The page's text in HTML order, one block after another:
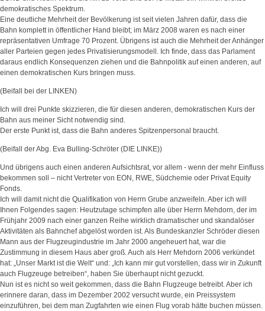
demokratisches Spektrum.
Eine deutliche Mehrheit der Bevölkerung ist seit vielen Jahren dafür, dass die
Bahn komplett in öffentlicher Hand bleibt; im März 2008 waren es nach einer
repräsentativen Umfrage 70 Prozent. Übrigens ist auch die Mehrheit der Anhänger
aller Parteien gegen jedes Privatisierungsmodell. Ich finde, dass das Parlament
daraus endlich Konsequenzen ziehen und die Bahnpolitik auf einen anderen, auf
einen demokratischen Kurs bringen muss.
(Beifall bei der LINKEN)
Ich will drei Punkte skizzieren, die für diesen anderen, demokratischen Kurs der
Bahn aus meiner Sicht notwendig sind.
Der erste Punkt ist, dass die Bahn anderes Spitzenpersonal braucht.
(Beifall der Abg. Eva Bulling-Schröter (DIE LINKE))
Und übrigens auch einen anderen Aufsichtsrat, vor allem - wenn der mehr Einfluss
bekommen soll – nicht Vertreter von EON, RWE, Südchemie oder Privat Equity
Fonds.
Ich will damit nicht die Qualifikation von Herrn Grube anzweifeln. Aber ich will
Ihnen Folgendes sagen: Heutzutage schimpfen alle über Herrn Mehdorn, der im
Frühjahr 2009 nach einer ganzen Reihe wirklich dramatischer und skandalöser
Aktivitäten als Bahnchef abgelöst worden ist. Als Bundeskanzler Schröder diesen
Mann aus der Flugzeugindustrie im Jahr 2000 angeheuert hat, war die
Zustimmung in diesem Haus aber groß. Auch als Herr Mehdorn 2006 verkündet
hat: „Unser Markt ist die Welt“ und: „Ich kann mir gut vorstellen, dass wir in Zukunft
auch Flugzeuge betreiben“, haben Sie überhaupt nicht gezuckt.
Nun ist es nicht so weit gekommen, dass die Bahn Flugzeuge betreibt. Aber ich
erinnere daran, dass im Dezember 2002 versucht wurde, ein Preissystem
einzuführen, bei dem man Zugfahrten wie einen Flug vorab hätte buchen müssen.